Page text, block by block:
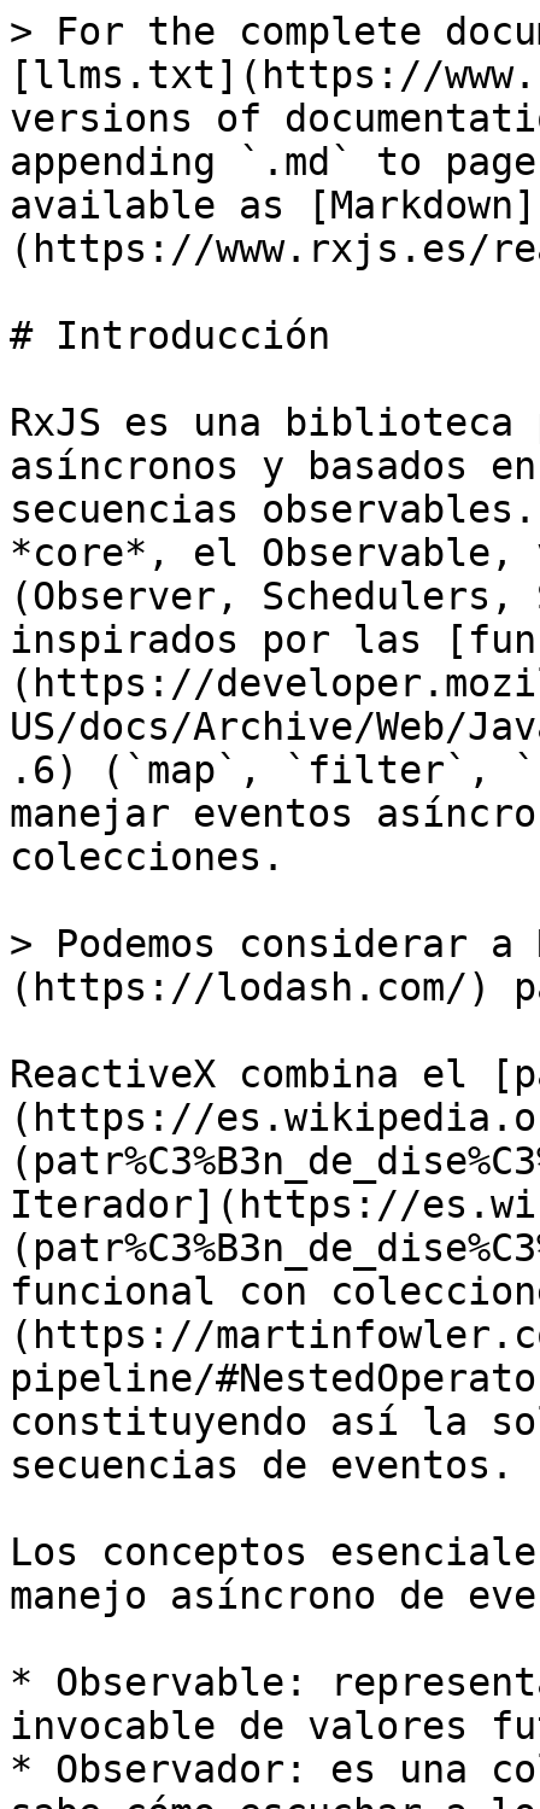
> For the complete
[llms.txt](https://
versions of
appending `.md` to
available as [Markdown]
(https://www.rxjs.es/
# Introducción
RxJS es una biblioteca
asíncronos y basados
secuencias
*core*, el
(Observer,
inspirados por las
(https://
US/docs/Archive/Web/
.6) (`map`, `filter`,
manejar eventos
colecciones.
> Podemos considerar
(https://lodash.com/)
ReactiveX combina el
(https://
Iterador](https://
funcional con
(https://
pipeline/
constituyendo así la
secuencias de eventos.
Los conceptos
manejo asíncrono de
* Observable:
invocable de valores
* Observador: es una